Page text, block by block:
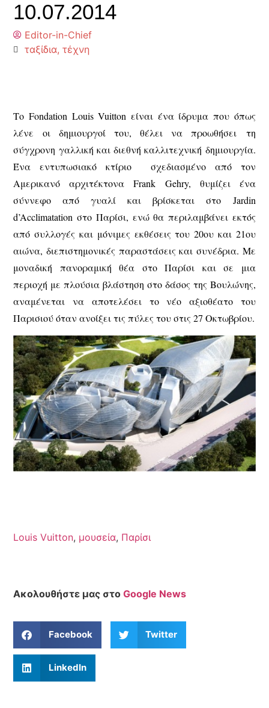
10.07.2014
Editor-in-Chief
ταξίδια,τέχνη
Το Fondation Louis Vuitton είναι ένα ίδρυμα που όπως
λένε οι δημιουργοί του, θέλει να προωθήσει τη
σύγχρονη γαλλική και διεθνή καλλιτεχνική δημιουργία.
Ένα εντυπωσιακό κτίριο σχεδιασμένο από τον
Αμερικανό αρχιτέκτονα Frank Gehry, θυμίζει ένα
σύννεφο από γυαλί και βρίσκεται στο Jardin
d’Acclimatation στο Παρίσι, ενώ θα περιλαμβάνει εκτός
από συλλογές και μόνιμες εκθέσεις του 20ου και 21ου
αιώνα, διεπιστημονικές παραστάσεις και συνέδρια. Με
μοναδική πανοραμική θέα στο Παρίσι και σε μια
περιοχή με πλούσια βλάστηση στο δάσος της Βουλώνης,
αναμένεται να αποτελέσει το νέο αξιοθέατο του
Παρισιού όταν ανοίξει τις πύλες του στις 27 Οκτωβρίου.
Louis Vuitton, μουσεία, Παρίσι
Ακολουθήστε μας στοGoogle News
Facebook Twitter
LinkedIn